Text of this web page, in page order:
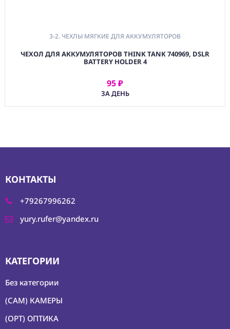
3-2. ЧЕХЛЫ МЯГКИЕ ДЛЯ АККУМУЛЯТОРОВ
ЧЕХОЛ ДЛЯ АККУМУЛЯТОРОВ THINK TANK 740969, DSLR
BATTERY HOLDER 4
95 ₽
ЗА ДЕНЬ
АРЕНДОВАТЬ
КОНТАКТЫ
+79267996262
yury.rufer@yandex.ru
КАТЕГОРИИ
Без категории
(CAM) КАМЕРЫ
(OPT) ОПТИКА